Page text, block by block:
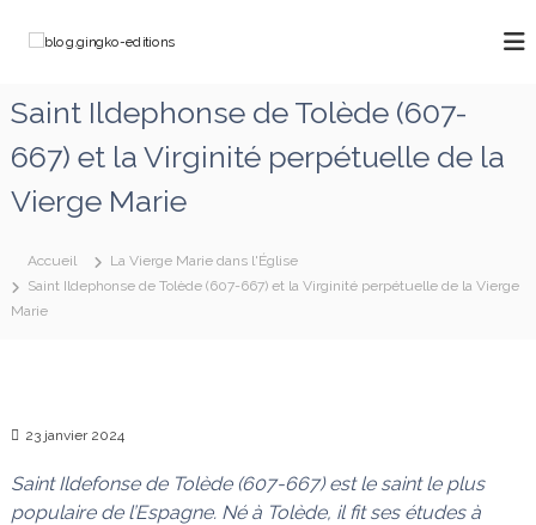
g
g
t
m
i
o
v
d
é
Saint Ildephonse de Tolède (607-
667) et la Virginité perpétuelle de la
Vierge Marie
Accueil
La Vierge Marie dans l'Église
Saint Ildephonse de Tolède (607-667) et la Virginité perpétuelle de la Vierge
Marie
23 janvier 2024
Saint Ildefonse de Tolède (607-667)est le saint le plus
populaire de l’Espagne. Né à Tolède, il fit ses études à